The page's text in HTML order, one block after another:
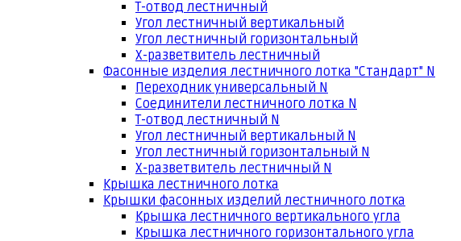
Т-отвод лестничный
Угол лестничный вертикальный
Угол лестничный горизонтальный
Х-разветвитель лестничный
Фасонные изделия лестничного лотка "Стандарт" N
Переходник универсальный N
Соединители лестничного лотка N
Т-отвод лестничный N
Угол лестничный вертикальный N
Угол лестничный горизонтальный N
Х-разветвитель лестничный N
Крышка лестничного лотка
Крышки фасонных изделий лестничного лотка
Крышка лестничного вертикального угла
Крышка лестничного горизонтального угла